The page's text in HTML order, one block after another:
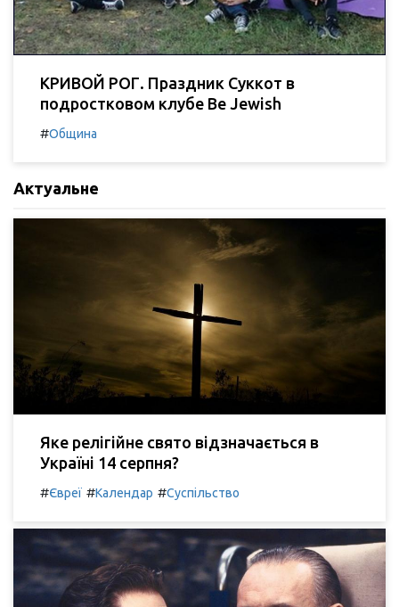
КРИВОЙ РОГ. Праздник Суккот в
подростковом клубе Be Jewish
#Община
Актуальне
Яке релігійне свято відзначається в
Україні 14 серпня?
#Євреї #Календар #Суспільство